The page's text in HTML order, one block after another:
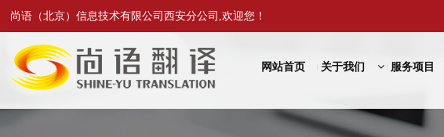
尚语（北京）信息技术有限公司西安分公司,欢迎您！
网站首页 关于我们 服务项目